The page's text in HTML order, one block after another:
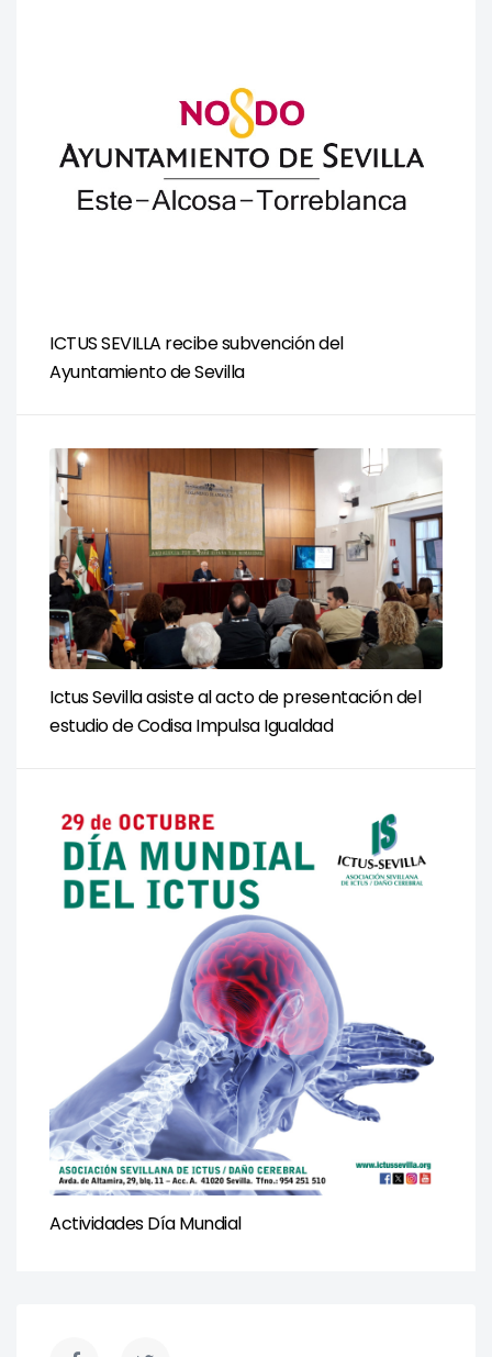
ICTUS SEVILLA recibe subvención del
Ayuntamiento de Sevilla
Ictus Sevilla asiste al acto de presentación del
estudio de Codisa Impulsa Igualdad
Actividades Día Mundial